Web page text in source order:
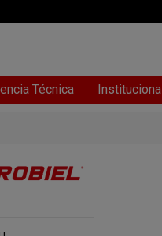
Técnica Institucional